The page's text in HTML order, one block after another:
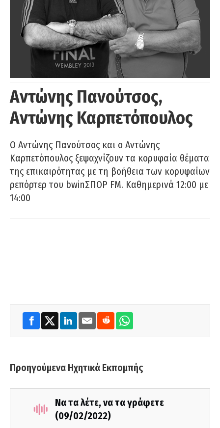
Αντώνης Πανούτσος,
Αντώνης Καρπετόπουλος
Ο Αντώνης Πανούτσος και ο Αντώνης
Καρπετόπουλος ξεψαχνίζουν τα κορυφαία θέματα
της επικαιρότητας με τη βοήθεια των κορυφαίων
ρεπόρτερ του bwinΣΠΟΡ FM. Καθημερινά 12:00 με
14:00
Προηγούμενα Ηχητικά Εκπομπής
Να τα λέτε, να τα γράφετε
(09/02/2022)